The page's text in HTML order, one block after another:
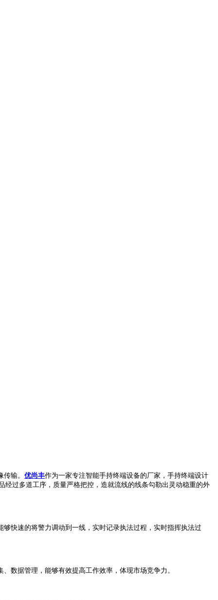
输。 优尚丰作为一家专注智能手持终端设备的厂家，手持终端设计
经过多道工序，质量严格把控，造就流线的线条勾勒出灵动稳重的外
快速的将警力调动到一线，实时记录执法过程，实时指挥执法过
数据管理，能够有效提高工作效率，体现市场竞争力。